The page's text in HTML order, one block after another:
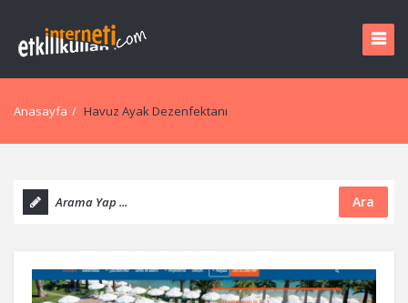
Anasayfa / Havuz Ayak Dezenfektanı
Ara